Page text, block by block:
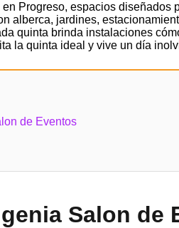
Progreso, espacios
alberca, jardines,
quinta brinda instalaciones
la quinta ideal y vive un día
de Eventos
Salon de